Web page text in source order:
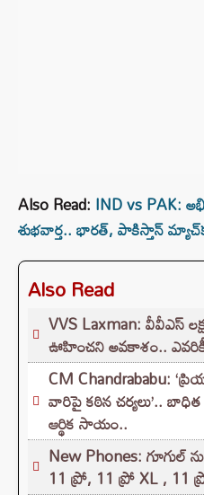
Also Read: IND vs PAK:
శుభవార్త.. భారత్‌, పాకిస్తాన్
Also Read
VVS Laxman: వీవీఎస్
ఊహించని అవకాశం..
CM Chandrababu:
వారిపై కఠిన చర్యలు’..
ఆర్థిక సాయం..
New Phones: గూగుల్
11 ప్రో, 11 ప్రో XL , 11